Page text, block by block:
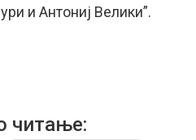
и Антониј Велики”.
читање: